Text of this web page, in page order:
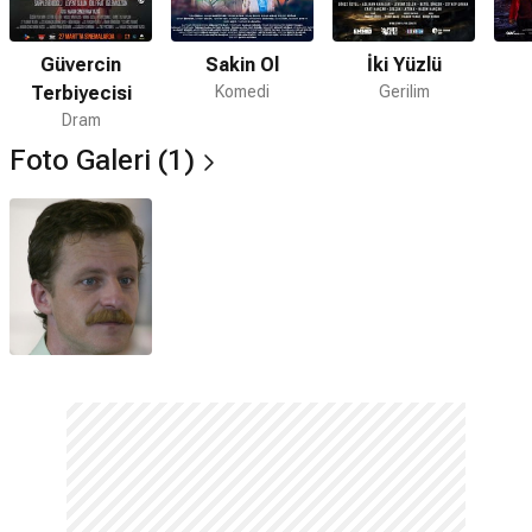
Levent Sülün evli mi?
Evet, sanatçıBerna Sülünile evlidir.
Levent Sülün'ün eşi kim?
Oyuncunun2çocuğu bulunmaktadır.
Levent Sülün aslen nereli?
Oyuncu aslenİstanbul
Levent Sülün oyunculuğa nasıl başladı?
Güvercin
Terbiyecisi
Dram
Sakin Ol
Komedi
İki Yüzlü
Gerilim
Foto Galeri (1)